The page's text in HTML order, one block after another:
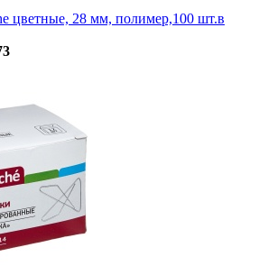
цветные, 28 мм, полимер,100 шт.в